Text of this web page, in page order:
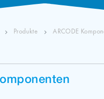
Produkte ARCODE